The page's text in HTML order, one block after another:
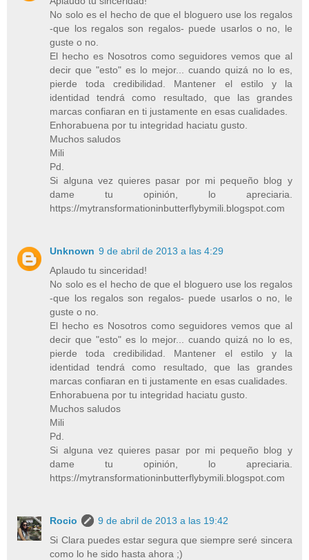
No solo es el hecho de que el bloguero use los regalos
-que los regalos son regalos- puede usarlos o no, le
guste o no.
El hecho es Nosotros como seguidores vemos que al
decir que "esto" es lo mejor... cuando quizá no lo es,
pierde toda credibilidad. Mantener el estilo y la
identidad tendrá como resultado, que las grandes
marcas confiaran en ti justamente en esas cualidades.
Enhorabuena por tu integridad haciatu gusto.
Muchos saludos
Mili
Pd.
Si alguna vez quieres pasar por mi pequeño blog y
dame tu opinión, lo apreciaria.
https://mytransformationinbutterflybymili.blogspot.com
Unknown 9 de abril de 2013 a las 4:29
Aplaudo tu sinceridad!
No solo es el hecho de que el bloguero use los regalos
-que los regalos son regalos- puede usarlos o no, le
guste o no.
El hecho es Nosotros como seguidores vemos que al
decir que "esto" es lo mejor... cuando quizá no lo es,
pierde toda credibilidad. Mantener el estilo y la
identidad tendrá como resultado, que las grandes
marcas confiaran en ti justamente en esas cualidades.
Enhorabuena por tu integridad haciatu gusto.
Muchos saludos
Mili
Pd.
Si alguna vez quieres pasar por mi pequeño blog y
dame tu opinión, lo apreciaria.
https://mytransformationinbutterflybymili.blogspot.com
Rocio
9 de abril de 2013 a las 19:42
Si Clara puedes estar segura que siempre seré sincera
como lo he sido hasta ahora ;)